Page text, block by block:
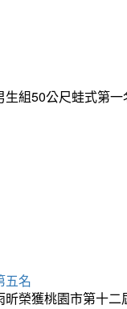
組50公尺蛙式第
五名
榮獲桃園市第十